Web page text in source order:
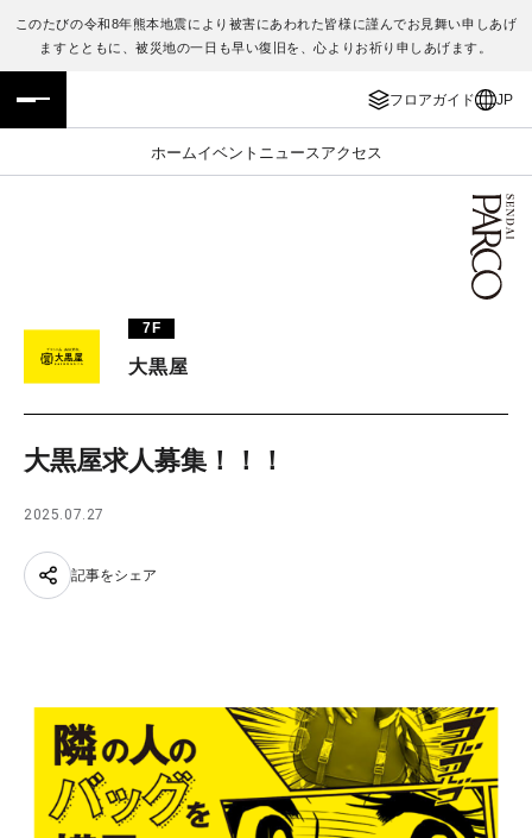
このたびの令和8年熊本地震により被害にあわれた皆様に謹んでお見舞い申しあげ
ますとともに、被災地の一日も早い復旧を、心よりお祈り申しあげます。
フロアガイド JP
ホームイベント ニュース アクセス
フロアガイド
施設案内・アクセス
TAX FREE
ENGLISH
繁体字
日本語
7F
大黒屋
大黒屋求人募集！！！
2025.07.27
記事をシェア